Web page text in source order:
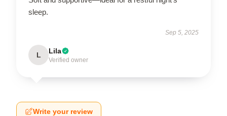
sleep.
Sep 5, 2025
L Lila
Verified owner
Write your review